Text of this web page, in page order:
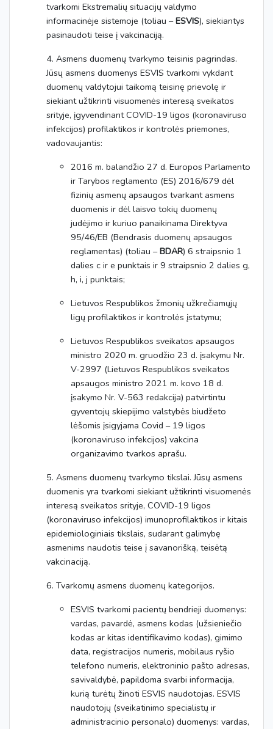
tvarkomi Ekstremalių situacijų valdymo
informacinėje sistemoje (toliau –ESVIS), siekiantys
pasinaudoti teise į vakcinaciją.
4. Asmens duomenų tvarkymo teisinis pagrindas.
Jūsų asmens duomenys ESVIS tvarkomi vykdant
duomenų valdytojui taikomą teisinę prievolę ir
siekiant užtikrinti visuomenės interesą sveikatos
srityje, įgyvendinant COVID-19 ligos (koronaviruso
infekcijos) profilaktikos ir kontrolės priemones,
vadovaujantis:
2016 m. balandžio 27 d. Europos Parlamento
ir Tarybos reglamento (ES) 2016/679 dėl
fizinių asmenų apsaugos tvarkant asmens
duomenis ir dėl laisvo tokių duomenų
judėjimo ir kuriuo panaikinama Direktyva
95/46/EB (Bendrasis duomenų apsaugos
reglamentas) (toliau –BDAR) 6 straipsnio 1
dalies c ir e punktais ir 9 straipsnio 2 dalies g,
h, i, j punktais;
Lietuvos Respublikos žmonių užkrečiamųjų
ligų profilaktikos ir kontrolės įstatymu;
Lietuvos Respublikos sveikatos apsaugos
ministro 2020 m. gruodžio 23 d. įsakymu Nr.
V-2997 (Lietuvos Respublikos sveikatos
apsaugos ministro 2021 m. kovo 18 d.
įsakymo Nr. V-563 redakcija) patvirtintu
gyventojų skiepijimo valstybės biudžeto
lėšomis įsigyjama Covid – 19 ligos
(koronaviruso infekcijos) vakcina
organizavimo tvarkos aprašu.
5. Asmens duomenų tvarkymo tikslai. Jūsų asmens
duomenis yra tvarkomi siekiant užtikrinti visuomenės
interesą sveikatos srityje, COVID-19 ligos
(koronaviruso infekcijos) imunoprofilaktikos ir kitais
epidemiologiniais tikslais, sudarant galimybę
asmenims naudotis teise į savanorišką, teisėtą
vakcinaciją.
6. Tvarkomų asmens duomenų kategorijos.
ESVIS tvarkomi pacientų bendrieji duomenys:
vardas, pavardė, asmens kodas (užsieniečio
kodas ar kitas identifikavimo kodas), gimimo
data, registracijos numeris, mobilaus ryšio
telefono numeris, elektroninio pašto adresas,
savivaldybė, papildoma svarbi informacija,
kurią turėtų žinoti ESVIS naudotojas. ESVIS
naudotojų (sveikatinimo specialistų ir
administracinio personalo) duomenys: vardas,